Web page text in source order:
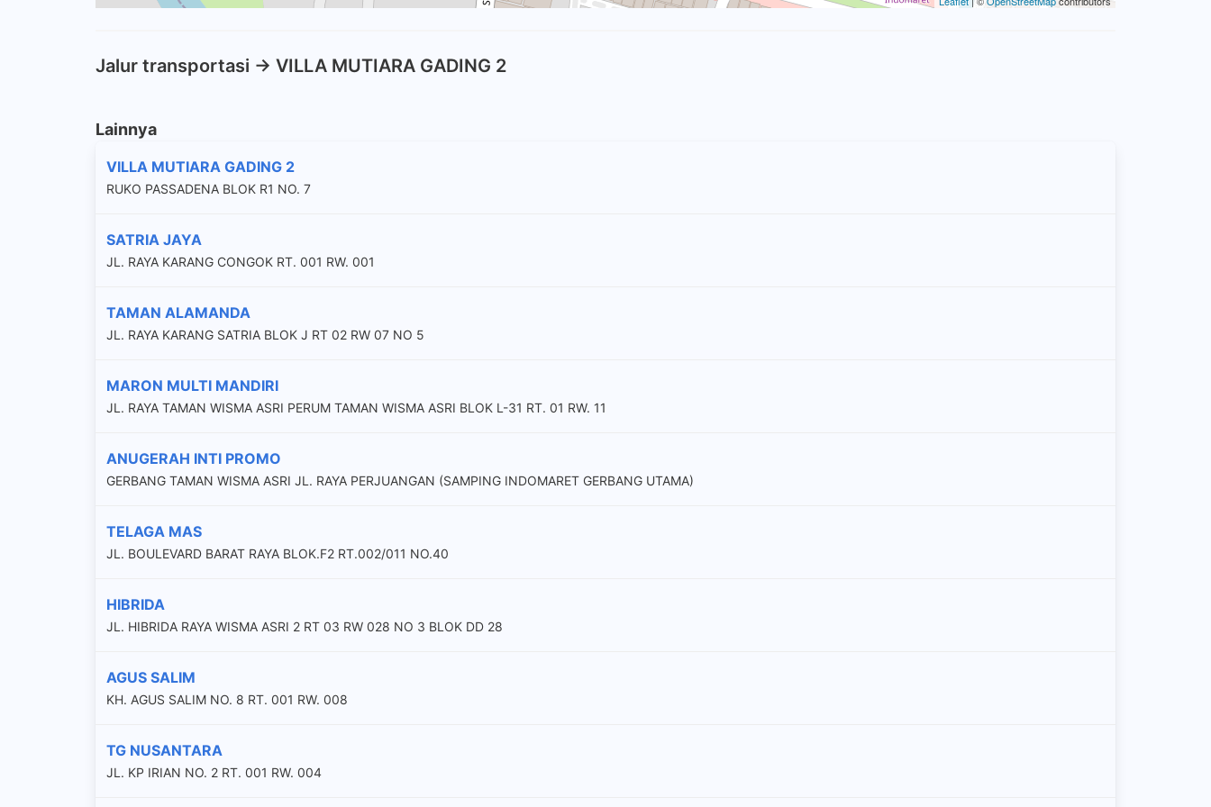
Jalur transportasi -> VILLA MUTIARA GADING 2
Lainnya
VILLA MUTIARA GADING 2
RUKO PASSADENA BLOK R1 NO. 7
SATRIA JAYA
JL. RAYA KARANG CONGOK RT. 001 RW. 001
TAMAN ALAMANDA
JL. RAYA KARANG SATRIA BLOK J RT 02 RW 07 NO 5
MARON MULTI MANDIRI
JL. RAYA TAMAN WISMA ASRI PERUM TAMAN WISMA ASRI BLOK L-31 RT. 01 RW. 11
ANUGERAH INTI PROMO
GERBANG TAMAN WISMA ASRI JL. RAYA PERJUANGAN (SAMPING INDOMARET GERBANG UTAMA)
TELAGA MAS
JL. BOULEVARD BARAT RAYA BLOK.F2 RT.002/011 NO.40
HIBRIDA
JL. HIBRIDA RAYA WISMA ASRI 2 RT 03 RW 028 NO 3 BLOK DD 28
AGUS SALIM
KH. AGUS SALIM NO. 8 RT. 001 RW. 008
TG NUSANTARA
JL. KP IRIAN NO. 2 RT. 001 RW. 004